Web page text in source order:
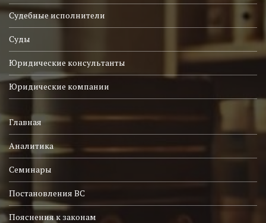
Судебные исполнители
Суды
Юридические консультанты
Юридические компании
Главная
Аналитика
Семинары
Постановления ВС
Пояснения к законам